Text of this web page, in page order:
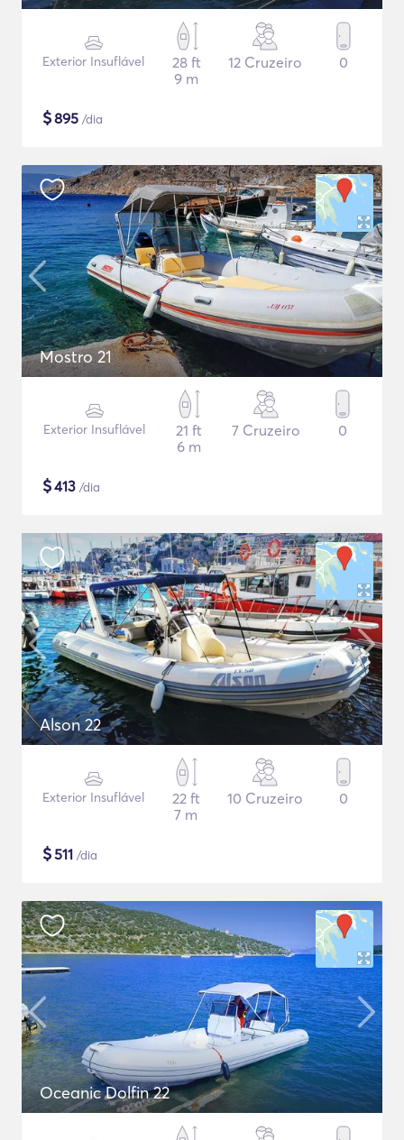
Exterior Insuflável
28 ft
9 m
12 Cruzeiro 0
$895 /dia
Mostro 21
Exterior Insuflável
21 ft
6 m
7 Cruzeiro 0
$413 /dia
Alson 22
Exterior Insuflável
22 ft
7 m
10 Cruzeiro 0
$511 /dia
Oceanic Dolfin 22